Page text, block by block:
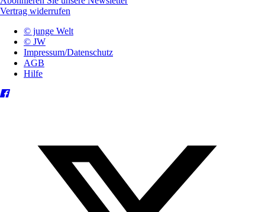
Vertrag widerrufen
© junge Welt
© JW
Impressum/Datenschutz
AGB
Hilfe